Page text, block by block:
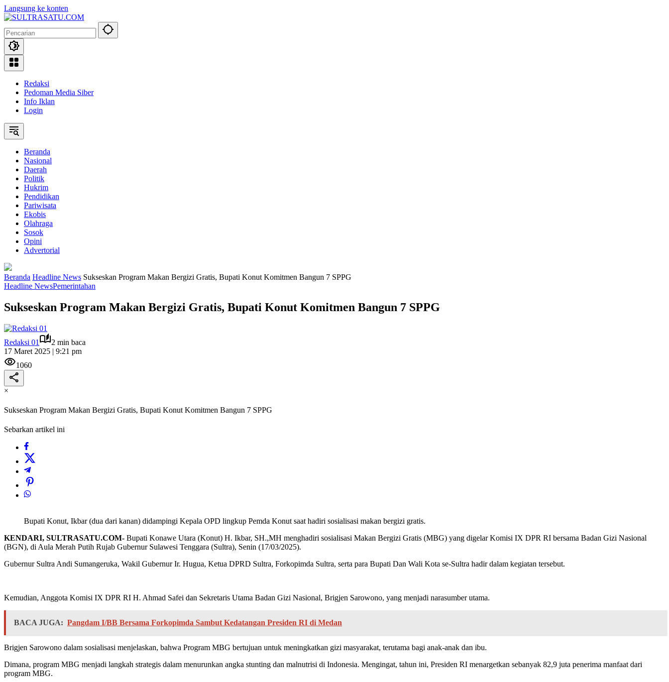
Langsung ke konten
Redaksi
Pedoman Media Siber
Info Iklan
Login
Beranda
Nasional
Daerah
Politik
Hukrim
Pendidikan
Pariwisata
Ekobis
Olahraga
Sosok
Opini
Advertorial
Beranda Headline News Sukseskan Program Makan Bergizi Gratis, Bupati Konut Komitmen Bangun 7 SPPG
Headline NewsPemerintahan
Sukseskan Program Makan Bergizi Gratis, Bupati Konut Komitmen Bangun 7 SPPG
Redaksi 01
2 min baca
17 Maret 2025 | 9:21 pm
1060
×
Sukseskan Program Makan Bergizi Gratis, Bupati Konut Komitmen Bangun 7 SPPG
Sebarkan artikel ini
Bupati Konut, Ikbar (dua dari kanan) didampingi Kepala OPD lingkup Pemda Konut saat hadiri sosialisasi makan bergizi gratis.
KENDARI, SULTRASATU.COM- Bupati Konawe Utara (Konut) H. Ikbar, SH.,MH menghadiri sosialisasi Makan Bergizi Gratis (MBG) yang digelar Komisi IX DPR RI bersama Badan Gizi Nasional
(BGN), di Aula Merah Putih Rujab Gubernur Sulawesi Tenggara (Sultra), Senin (17/03/2025).
Gubernur Sultra Andi Sumangeruka, Wakil Gubernur Ir. Hugua, Ketua DPRD Sultra, Forkopimda Sultra, serta para Bupati Dan Wali Kota se-Sultra hadir dalam kegiatan tersebut.
Kemudian, Anggota Komisi IX DPR RI H. Ahmad Safei dan Sekretaris Utama Badan Gizi Nasional, Brigjen Sarowono, yang menjadi narasumber utama.
BACA JUGA: Pangdam I/BB Bersama Forkopimda Sambut Kedatangan Presiden RI di Medan
Brigjen Sarowono dalam sosialisasi menjelaskan, bahwa Program MBG bertujuan untuk meningkatkan gizi masyarakat, terutama bagi anak-anak dan ibu.
Dimana, program MBG menjadi langkah strategis dalam menurunkan angka stunting dan malnutrisi di Indonesia. Mengingat, tahun ini, Presiden RI menargetkan sebanyak 82,9 juta penerima manfaat dari
program MBG.